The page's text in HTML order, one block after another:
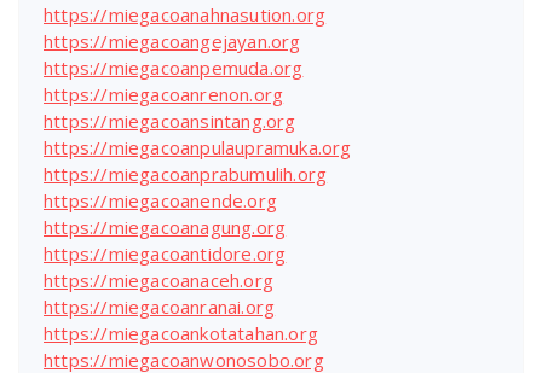
https://miegacoanahnasution.org
https://miegacoangejayan.org
https://miegacoanpemuda.org
https://miegacoanrenon.org
https://miegacoansintang.org
https://miegacoanpulaupramuka.org
https://miegacoanprabumulih.org
https://miegacoanende.org
https://miegacoanagung.org
https://miegacoantidore.org
https://miegacoanaceh.org
https://miegacoanranai.org
https://miegacoankotatahan.org
https://miegacoanwonosobo.org